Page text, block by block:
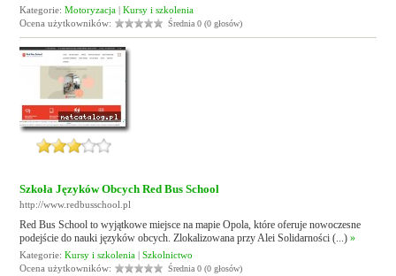
Kategorie:Motoryzacja |Kursy i szkolenia
Ocena użytkowników:
Średnia 0 (0 głosów)
Szkoła Języków Obcych Red Bus School
http://www.redbusschool.pl
Red Bus School to wyjątkowe miejsce na mapie Opola, które oferuje nowoczesne
podejście do nauki języków obcych. Zlokalizowana przy Alei Solidarności (...)»
Kategorie:Kursy i szkolenia |Szkolnictwo
Ocena użytkowników:
Średnia 0 (0 głosów)